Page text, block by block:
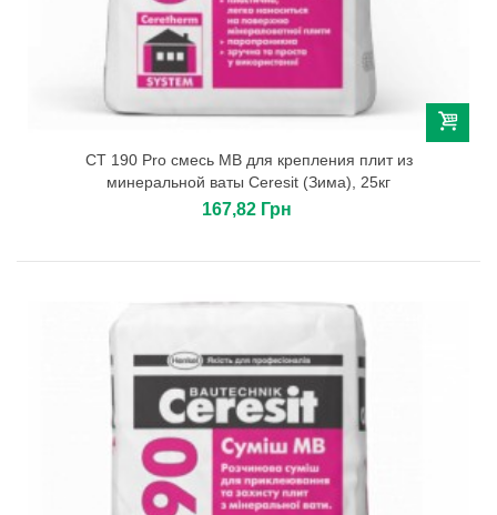
СТ 190 Pro смесь МВ для крепления плит из
минеральной ваты Сeresit (Зима), 25кг
167,82 Грн